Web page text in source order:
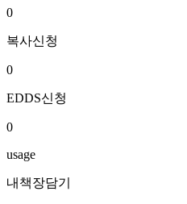
0
복사신청
0
EDDS신청
0
usage
내책장담기